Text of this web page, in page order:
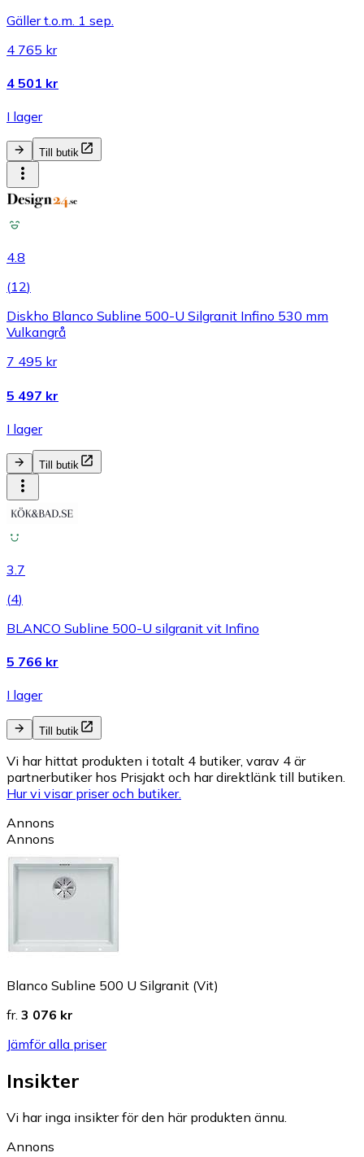
Gäller t.o.m. 1 sep.
4 765 kr
4 501 kr
I lager
Till butik
4.8
(12)
Diskho Blanco Subline 500-U Silgranit Infino 530 mm
Vulkangrå
7 495 kr
5 497 kr
I lager
Till butik
3.7
(4)
BLANCO Subline 500-U silgranit vit Infino
5 766 kr
I lager
Till butik
Vi har hittat produkten i totalt 4 butiker, varav 4 är
partnerbutiker hos Prisjakt och har direktlänk till butiken.
Hur vi visar priser och butiker.
Annons
Annons
Blanco Subline 500 U Silgranit (Vit)
fr. 3 076 kr
Jämför alla priser
Insikter
Vi har inga insikter för den här produkten ännu.
Annons